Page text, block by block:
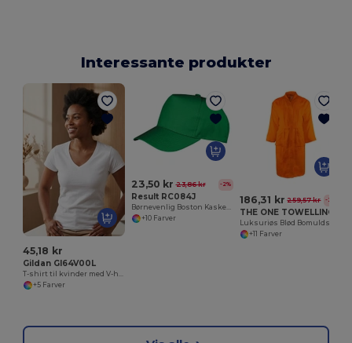
Interessante produkter
45,18 kr
Gildan GI64V00L
+5 Farver
23,50 kr 23,86 kr -2%
Result RC084J
+10 Farver
186,31 kr 259,57 kr -28%
+11 Farver